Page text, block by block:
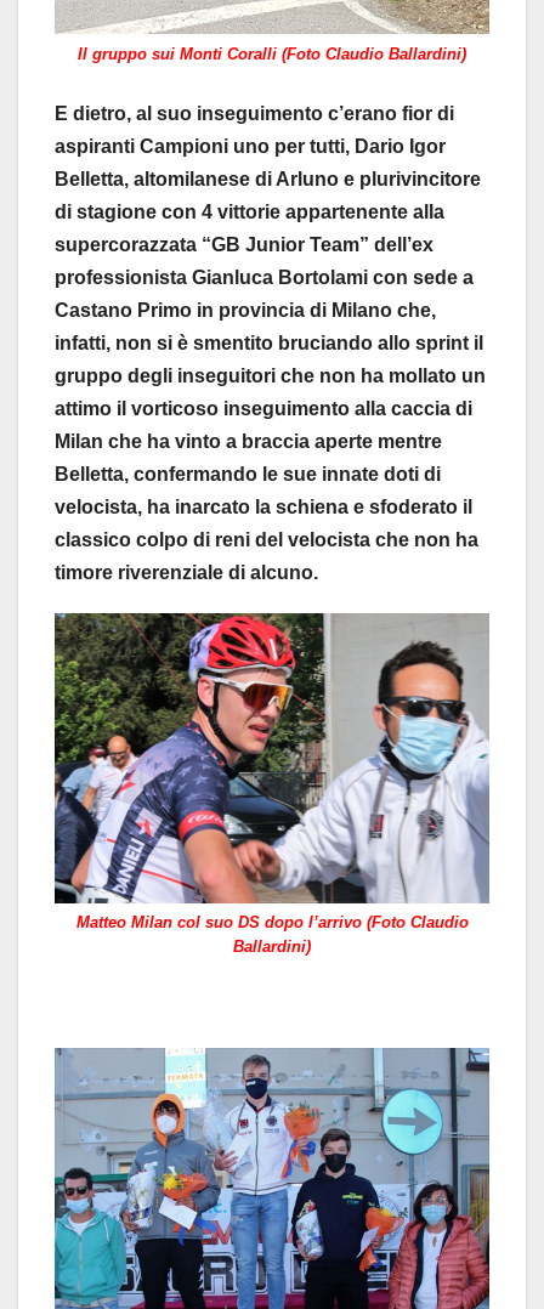
Il gruppo sui Monti Coralli (Foto Claudio Ballardini)
E dietro, al suo inseguimento c’erano fior di
aspiranti Campioni uno per tutti, Dario Igor
Belletta, altomilanese di Arluno e plurivincitore
di stagione con 4 vittorie appartenente alla
supercorazzata “GB Junior Team” dell’ex
professionista Gianluca Bortolami con sede a
Castano Primo in provincia di Milano che,
infatti, non si è smentito bruciando allo sprint il
gruppo degli inseguitori che non ha mollato un
attimo il vorticoso inseguimento alla caccia di
Milan che ha vinto a braccia aperte mentre
Belletta, confermando le sue innate doti di
velocista, ha inarcato la schiena e sfoderato il
classico colpo di reni del velocista che non ha
timore riverenziale di alcuno.
Matteo Milan col suo DS dopo l’arrivo (Foto Claudio
Ballardini)